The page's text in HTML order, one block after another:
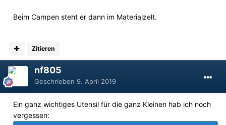
Beim Campen steht er dann im Materialzelt.
Zitieren
nf805
Geschrieben 9. April 2019
Ein ganz wichtiges Utensil für die ganz Kleinen hab ich noch
vergessen: